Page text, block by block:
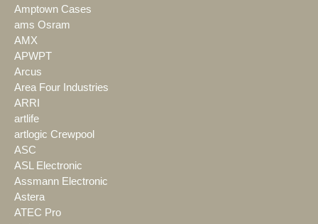
Amptown Cases
ams Osram
AMX
APWPT
Arcus
Area Four Industries
ARRI
artlife
artlogic Crewpool
ASC
ASL Electronic
Assmann Electronic
Astera
ATEC Pro